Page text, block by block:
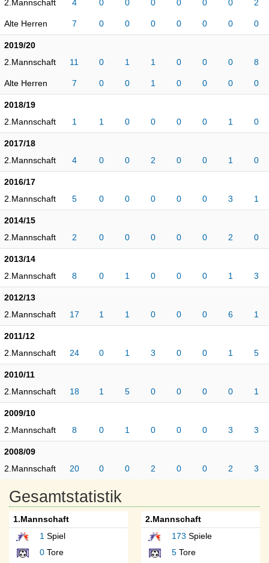
2.Mannschaft 4 0 0 0 0 0 0 2
Alte Herren 7 0 0 0 0 0 0 0
2019/20
2.Mannschaft
11 0 1 1 0 0 0 8
Alte Herren 7 0 0 1 0 0 0 0
2018/19
2.Mannschaft
1 1 0 0 0 0 1 0
2017/18
2.Mannschaft
4 0 0 2 0 0 1 0
2016/17
2.Mannschaft
5 0 0 0 0 0 3 1
2014/15
2.Mannschaft
2 0 0 0 0 0 2 0
2013/14
2.Mannschaft
8 0 1 0 0 0 1 3
2012/13
2.Mannschaft
17 1 1 0 0 0 6 1
2011/12
2.Mannschaft
24 0 1 3 0 0 1 5
2010/11
2.Mannschaft
18 1 5 0 0 0 0 1
2009/10
2.Mannschaft
8 0 1 0 0 0 3 3
2008/09
2.Mannschaft
20 0 0 2 0 0 2 3
Gesamtstatistik
1.Mannschaft
1 Spiel
0 Tore
2.Mannschaft
173 Spiele
5Tore